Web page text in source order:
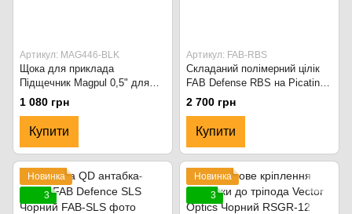
Артикул: MAG446-BLK
Щока для приклада
Підщечник Magpul 0,5" для
прикладів MOE AK і Zhukov-S
MAG446-FDE Flat Dark Earth
1 080 грн
Купити
Артикул: FAB-RBS
Складаний полімерний цілік
FAB Defense RBS на Picatinny
чорний
2 700 грн
Купити
Новинка
3
Новинка
3